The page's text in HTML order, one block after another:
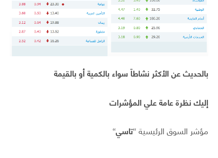
بالحديث عن الأكثر نشاطاّ سواء بالكمية أو بالقيمة
إليك نظرة عامة علي المؤشرات
مؤشر السوق الرئيسية “تاسي“